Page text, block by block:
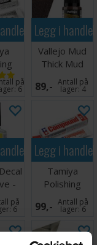
på
6
Legg i
Vallejo Mud
Thick Mud
Brown - 40ml
89,- Antall på
lager:4
-
på
6
Legg i
Tamiya
Polishing
Compound
Coarse
99,- Antall på
lager:6